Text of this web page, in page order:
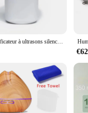
The comprehensive set
looking to offer high-
humidifiers are top-notch,
Humidificateur à ultrasons silencieux, technologie avancée, pour un espace de vie plus sain et confortable, solution moderne avec therap à brume fraîche